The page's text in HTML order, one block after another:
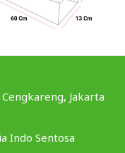
Jakarta
Indo Sentosa